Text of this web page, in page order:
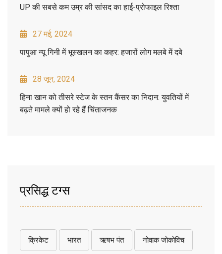
UP की सबसे कम उम्र की सांसद का हाई-प्रोफाइल रिश्ता
27 मई, 2024
पापुआ न्यू गिनी में भूस्खलन का कहर: हजारों लोग मलबे में दबे
28 जून, 2024
हिना खान को तीसरे स्टेज के स्तन कैंसर का निदान: युवतियों में
बढ़ते मामले क्यों हो रहे हैं चिंताजनक
प्रसिद्ध टग्स
क्रिकेट भारत ऋषभ पंत नोवाक जोकोविच